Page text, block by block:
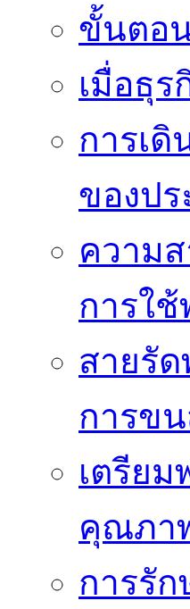
ขั้นตอ
เมื่อธุร
การเ
ของปร
ความ
การใช้
สายรั
การข
เตรีย
คุณภา
การรั